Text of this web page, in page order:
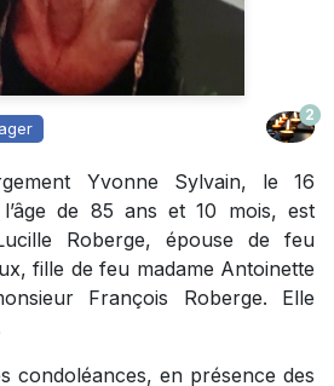
2
Yvonne Sylvain, le 16
de 85 ans et 10 mois, est
Roberge, épouse de feu
fille de feu madame Antoinette
François Roberge. Elle
condoléances, en présence des